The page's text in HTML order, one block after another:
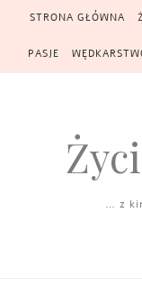
Skip to content
STRONA GŁÓWNA
PASJE
… z